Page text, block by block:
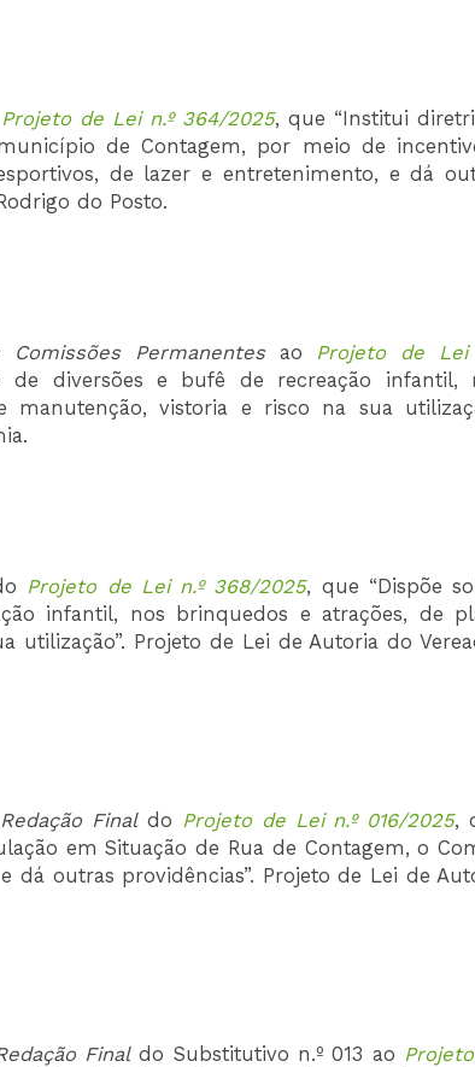
Projeto de Lei n.º 364/2025, que “Institui
de Contagem, por meio de
de lazer e entretenimento, e dá
do Posto.
Comissões Permanentes ao Projeto de Lei
diversões e bufê de recreação infantil,
vistoria e risco na sua
Projeto de Lei n.º 368/2025, que “Dispõe
infantil, nos brinquedos e atrações, de
Projeto de Lei de Autoria do
Finaldo Projeto de Lei n.º 016/2025,
em Situação de Rua de Contagem, o
outras providências”. Projeto de Lei de
Finaldo Substitutivo n.º 013 ao